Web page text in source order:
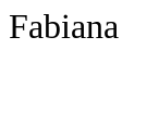
Fabiana